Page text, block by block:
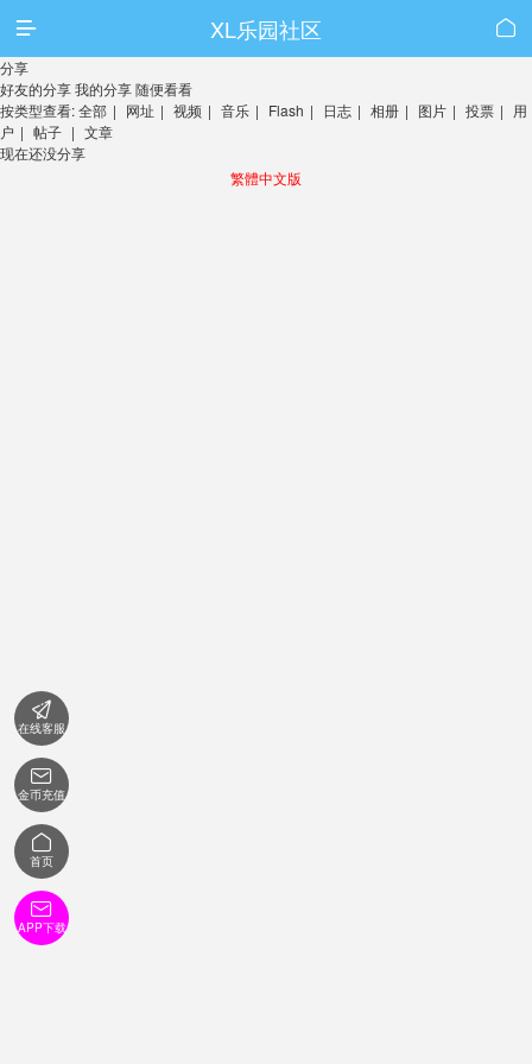
 XL乐园社区 
分享
好友的分享我的分享随便看看
按类型查看:全部 | 网址 | 视频 | 音乐 | Flash | 日志 | 相册 | 图片 | 投票 | 用
户 | 帖子 | 文章
现在还没分享
繁體中文版

在线客服

金币充值

首页

APP下载